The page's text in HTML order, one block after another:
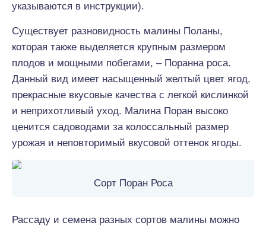
указываются в инструкции).
Существует разновидность малины Поланы,
которая также выделяется крупным размером
плодов и мощными побегами, – Поранна роса.
Данный вид имеет насыщенный желтый цвет ягод,
прекрасные вкусовые качества с легкой кислинкой
и неприхотливый уход. Малина Поран высоко
ценится садоводами за колоссальный размер
урожая и неповторимый вкусовой оттенок ягоды.
Сорт Поран Роса
Рассаду и семена разных сортов малины можно